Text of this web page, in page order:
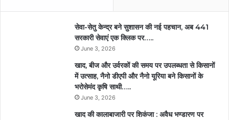
सेवा-सेतु केन्द्र बने सुशासन की नई पहचान, अब 441
सरकारी सेवाएं एक क्लिक पर…..
June 3, 2026
खाद, बीज और उर्वरकों की समय पर उपलब्धता से किसानों
में उत्साह, नैनो डीएपी और नैनो यूरिया बने किसानों के
भरोसेमंद कृषि साथी…..
June 3, 2026
खाद की कालाबाजारी पर शिकंजा : अवैध भण्डारण पर